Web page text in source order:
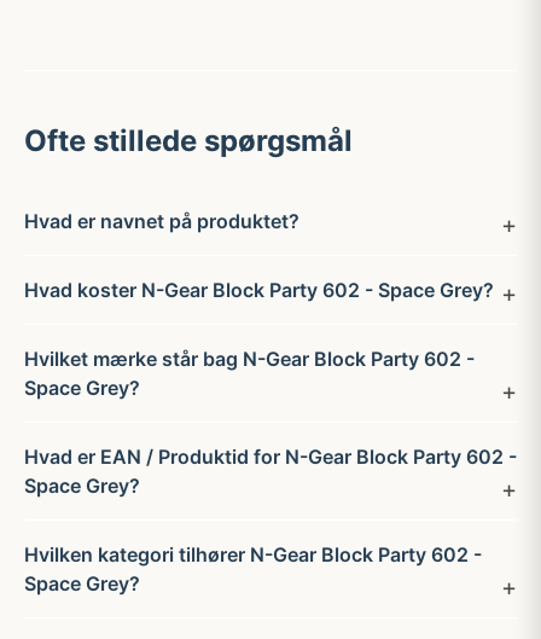
Ofte stillede spørgsmål
Hvad er navnet på produktet?
Hvad koster N-Gear Block Party 602 - Space Grey?
Hvilket mærke står bag N-Gear Block Party 602 -
Space Grey?
Hvad er EAN / Produktid for N-Gear Block Party 602 -
Space Grey?
Hvilken kategori tilhører N-Gear Block Party 602 -
Space Grey?